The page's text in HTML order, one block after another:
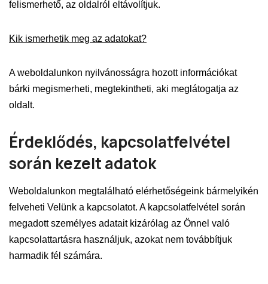
felismerhető, az oldalról eltávolítjuk.
Kik ismerhetik meg az adatokat?
A weboldalunkon nyilvánosságra hozott információkat
bárki megismerheti, megtekintheti, aki meglátogatja az
oldalt.
Érdeklődés, kapcsolatfelvétel
során kezelt adatok
Weboldalunkon megtalálható elérhetőségeink bármelyikén
felveheti Velünk a kapcsolatot. A kapcsolatfelvétel során
megadott személyes adatait kizárólag az Önnel való
kapcsolattartásra használjuk, azokat nem továbbítjuk
harmadik fél számára.